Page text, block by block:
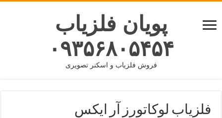
پویان فلزیاب
۰۹۳۵۶۸۰۵۴۵۴
فروش فلزیاب و اسکنر تصویری
فلزیاب لوکاتورز آر ایکس